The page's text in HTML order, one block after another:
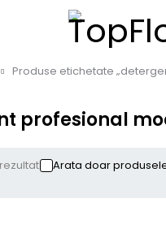
profesional
Produse etichetate
Arata doar